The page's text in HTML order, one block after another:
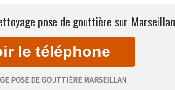
pose de gouttière sur Marseillan
POSE DE GOUTTIÈRE MARSEILLAN